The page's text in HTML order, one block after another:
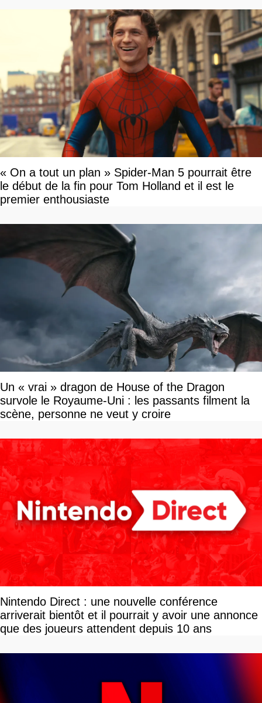
« On a tout un plan » Spider-Man 5 pourrait être
le début de la fin pour Tom Holland et il est le
premier enthousiaste
Un « vrai » dragon de House of the Dragon
survole le Royaume-Uni : les passants filment la
scène, personne ne veut y croire
Nintendo Direct : une nouvelle conférence
arriverait bientôt et il pourrait y avoir une annonce
que des joueurs attendent depuis 10 ans